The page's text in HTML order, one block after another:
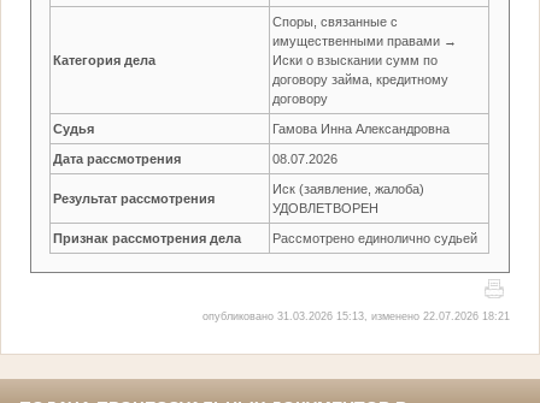
Категория дела
Споры, связанные с
имущественными правами →
Иски о взыскании сумм по
договору займа, кредитному
договору
Судья Гамова Инна Александровна
Дата рассмотрения 08.07.2026
Результат рассмотрения
Иск (заявление, жалоба)
УДОВЛЕТВОРЕН
Признак рассмотрения дела Рассмотрено единолично судьей
опубликовано 31.03.2026 15:13, изменено 22.07.2026 18:21